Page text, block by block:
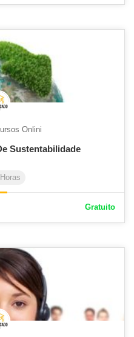
Onlini
Sustentabilidade
Gratuito